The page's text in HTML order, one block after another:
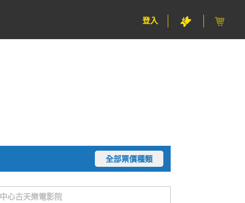
登入
全部票價種類